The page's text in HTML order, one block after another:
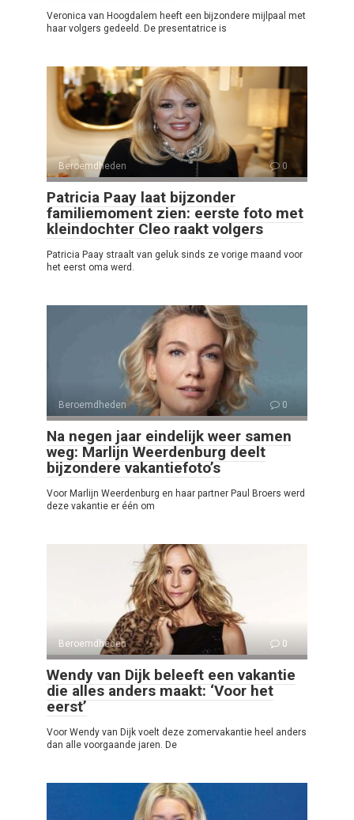
Veronica van Hoogdalem heeft een bijzondere mijlpaal met
haar volgers gedeeld. De presentatrice is
Beroemdheden 0
Patricia Paay laat bijzonder
familiemoment zien: eerste foto met
kleindochter Cleo raakt volgers
Patricia Paay straalt van geluk sinds ze vorige maand voor
het eerst oma werd.
Beroemdheden 0
Na negen jaar eindelijk weer samen
weg: Marlijn Weerdenburg deelt
bijzondere vakantiefoto’s
Voor Marlijn Weerdenburg en haar partner Paul Broers werd
deze vakantie er één om
Beroemdheden 0
Wendy van Dijk beleeft een vakantie
die alles anders maakt: ‘Voor het
eerst’
Voor Wendy van Dijk voelt deze zomervakantie heel anders
dan alle voorgaande jaren. De